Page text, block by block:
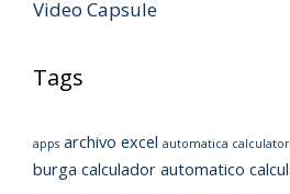
Video Capsule
Tags
apps archivo excel automatica calculator
burga calculador automatico